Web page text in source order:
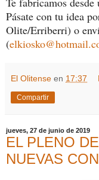
Pásate con tu idea
Olite/Erriberri) o
(
El Olitense en 17:37
Compartir
jueves, 27 de junio de 2019
EL PLENO
NUEVAS